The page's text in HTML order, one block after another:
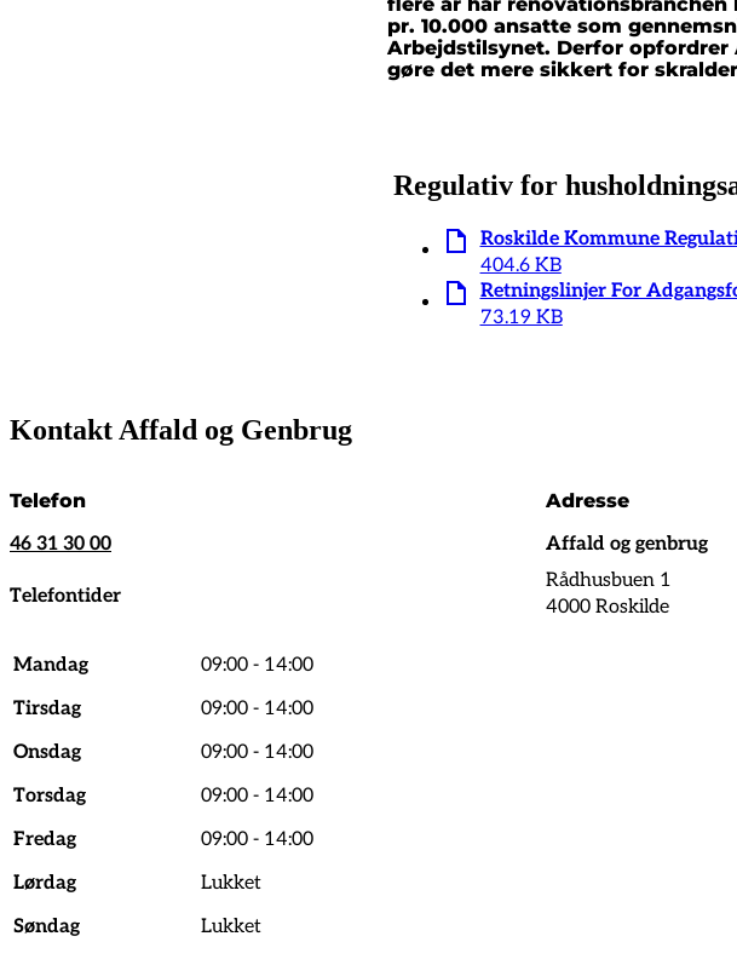
flere år har
pr. 10.000 ansatte som
Arbejdstilsynet. Derfor
gøre det mere sikkert for
Regulativ for
Roskilde Kommune
404.6 KB
Retningslinjer For
73.19 KB
Kontakt Affald og Genbrug
Telefon
46 31 30 00
Telefontider
Mandag
09:00 - 14:00
Tirsdag
09:00 - 14:00
Onsdag
09:00 - 14:00
Torsdag
09:00 - 14:00
Fredag
09:00 - 14:00
Lørdag
Lukket
Søndag
Lukket
Adresse
Affald og genbrug
Rådhusbuen 1
4000 Roskilde